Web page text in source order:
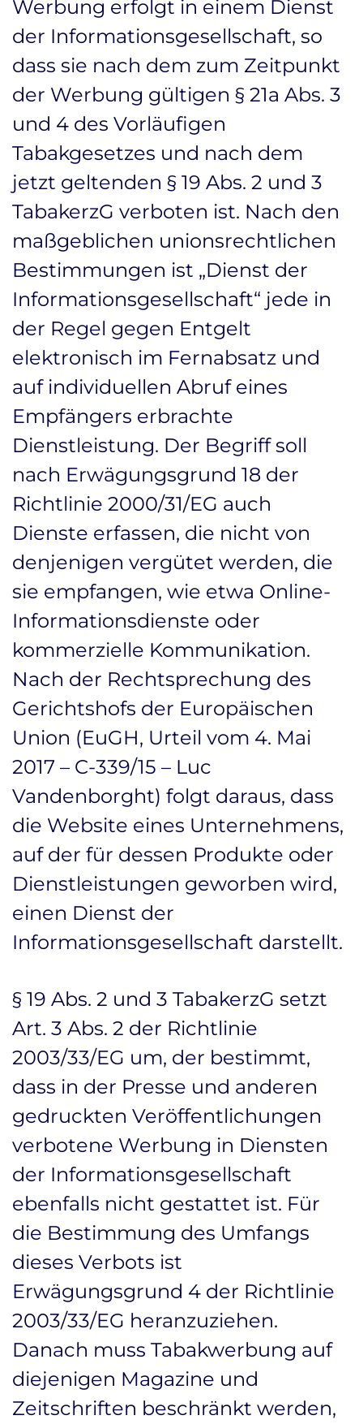
Werbung erfolgt in einem Dienst
der Informationsgesellschaft, so
dass sie nach dem zum Zeitpunkt
der Werbung gültigen § 21a Abs. 3
und 4 des Vorläufigen
Tabakgesetzes und nach dem
jetzt geltenden § 19 Abs. 2 und 3
TabakerzG verboten ist. Nach den
maßgeblichen unionsrechtlichen
Bestimmungen ist „Dienst der
Informationsgesellschaft“ jede in
der Regel gegen Entgelt
elektronisch im Fernabsatz und
auf individuellen Abruf eines
Empfängers erbrachte
Dienstleistung. Der Begriff soll
nach Erwägungsgrund 18 der
Richtlinie 2000/31/EG auch
Dienste erfassen, die nicht von
denjenigen vergütet werden, die
sie empfangen, wie etwa Online-
Informationsdienste oder
kommerzielle Kommunikation.
Nach der Rechtsprechung des
Gerichtshofs der Europäischen
Union (EuGH, Urteil vom 4. Mai
2017 – C-339/15 – Luc
Vandenborght) folgt daraus, dass
die Website eines Unternehmens,
auf der für dessen Produkte oder
Dienstleistungen geworben wird,
einen Dienst der
Informationsgesellschaft darstellt.
§ 19 Abs. 2 und 3 TabakerzG setzt
Art. 3 Abs. 2 der Richtlinie
2003/33/EG um, der bestimmt,
dass in der Presse und anderen
gedruckten Veröffentlichungen
verbotene Werbung in Diensten
der Informationsgesellschaft
ebenfalls nicht gestattet ist. Für
die Bestimmung des Umfangs
dieses Verbots ist
Erwägungsgrund 4 der Richtlinie
2003/33/EG heranzuziehen.
Danach muss Tabakwerbung auf
diejenigen Magazine und
Zeitschriften beschränkt werden,